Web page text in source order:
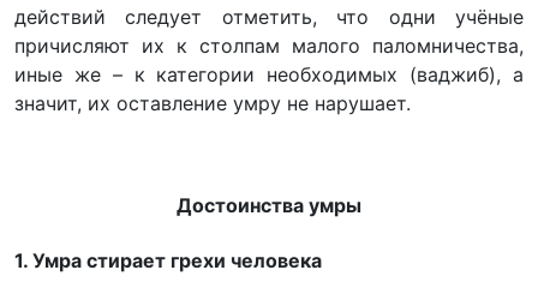
действий следует отметить, что одни учёные
причисляют их к столпам малого паломничества,
иные же – к категории необходимых (ваджиб), а
значит, их оставление умру не нарушает.
Достоинства умры
1. Умра стирает грехи человека